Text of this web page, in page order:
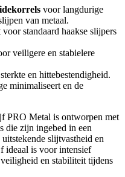
voor langdurige
van metaal.
voor standaard haakse slijpers
veiligere en stabielere
en hittebestendigheid.
minimaliseert en de
PRO Metal is ontworpen met
die zijn ingebed in een
slijtvastheid en
ideaal is voor intensief
en stabiliteit tijdens